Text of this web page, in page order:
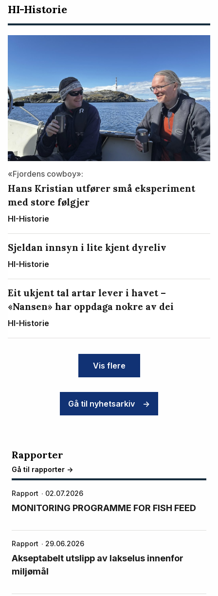
HI-Historie
«Fjordens cowboy»:
Hans Kristian utfører små eksperiment
med store følgjer
HI-Historie
Sjeldan innsyn i lite kjent dyreliv
HI-Historie
Eit ukjent tal artar lever i havet –
«Nansen» har oppdaga nokre av dei
HI-Historie
Vis flere
Gå til nyhetsarkiv ->
Rapporter
Gå til rapporter ->
Rapport 02.07.2026
MONITORING PROGRAMME FOR FISH FEED
Rapport 29.06.2026
Akseptabelt utslipp av lakselus innenfor
miljømål